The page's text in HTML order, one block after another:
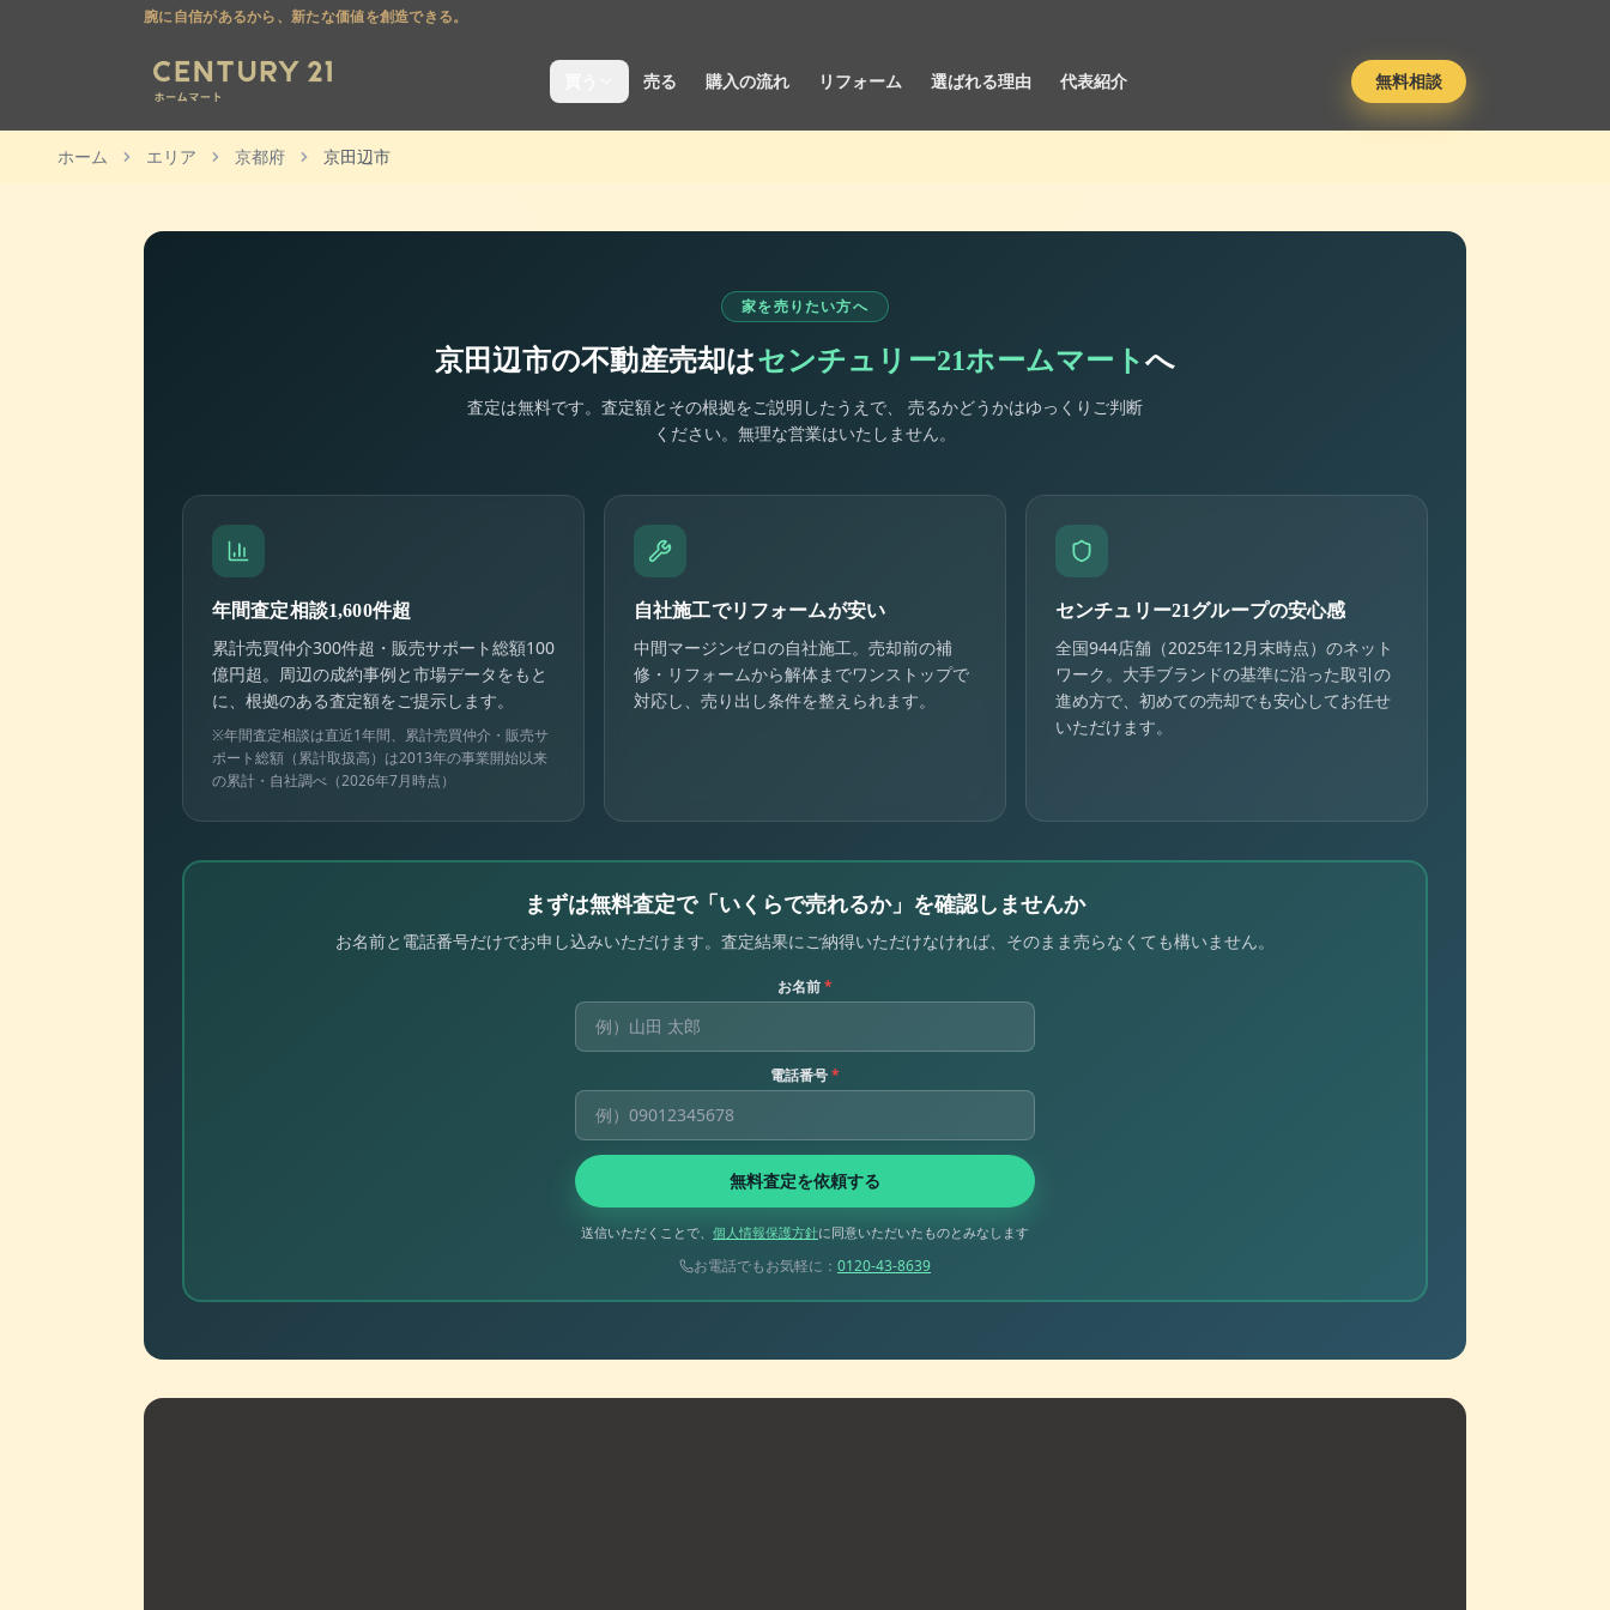
腕に自信があるから、新たな価値を創造できる。
売る 購入の流れ リフォーム 選ばれる理由 代表紹介 無料相談
ホーム エリア 京都府 京田辺市
家を売りたい方へ
京田辺市の不動産売却はセンチュリー21ホームマートへ
査定は無料です。査定額とその根拠をご説明したうえで、 売るかどうかはゆっくりご判断
ください。無理な営業はいたしません。
年間査定相談1,600件超
累計売買仲介300件超・販売サポート総額100
億円超。周辺の成約事例と市場データをもと
に、根拠のある査定額をご提示します。
※年間査定相談は直近1年間、累計売買仲介・販売サ
ポート総額（累計取扱高）は2013年の事業開始以来
の累計・自社調べ（2026年7月時点）
自社施工でリフォームが安い
中間マージンゼロの自社施工。売却前の補
修・リフォームから解体までワンストップで
対応し、売り出し条件を整えられます。
センチュリー21グループの安心感
全国944店舗（2025年12月末時点）のネット
ワーク。大手ブランドの基準に沿った取引の
進め方で、初めての売却でも安心してお任せ
いただけます。
まずは無料査定で「いくらで売れるか」を確認しませんか
お名前と電話番号だけでお申し込みいただけます。査定結果にご納得いただけなければ、そのまま売らなくても構いません。
お名前*
電話番号*
無料査定を依頼する
送信いただくことで、 個人情報保護方針に同意いただいたものとみなします
お電話でもお気軽に： 0120-43-8639